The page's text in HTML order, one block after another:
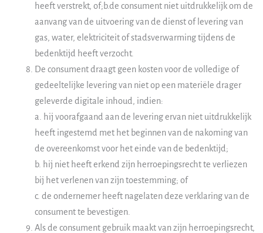
heeft verstrekt, of;b.de consument niet uitdrukkelijk om de
aanvang van de uitvoering van de dienst of levering van
gas, water, elektriciteit of stadsverwarming tijdens de
bedenktijd heeft verzocht.
De consument draagt geen kosten voor de volledige of
gedeeltelijke levering van niet op een materiële drager
geleverde digitale inhoud, indien:
a. hij voorafgaand aan de levering ervan niet uitdrukkelijk
heeft ingestemd met het beginnen van de nakoming van
de overeenkomst voor het einde van de bedenktijd;
b. hij niet heeft erkend zijn herroepingsrecht te verliezen
bij het verlenen van zijn toestemming; of
c. de ondernemer heeft nagelaten deze verklaring van de
consument te bevestigen.
Als de consument gebruik maakt van zijn herroepingsrecht,